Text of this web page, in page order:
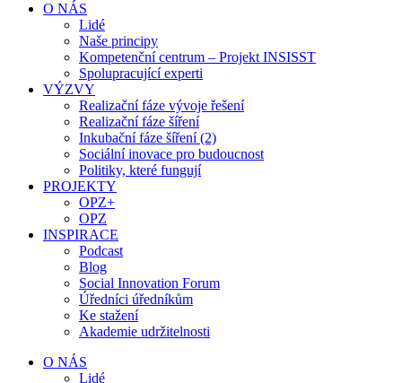
O NÁS
Lidé
Naše principy
Kompetenční centrum – Projekt INSISST
Spolupracující experti
VÝZVY
Realizační fáze vývoje řešení
Realizační fáze šíření
Inkubační fáze šíření (2)
Sociální inovace pro budoucnost
Politiky, které fungují
PROJEKTY
OPZ+
OPZ
INSPIRACE
Podcast
Blog
Social Innovation Forum
Úředníci úředníkům
Ke stažení
Akademie udržitelnosti
O NÁS
Lidé